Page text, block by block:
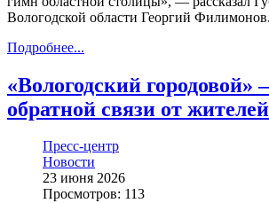
Вологодской области Георгий Филимонов.
Подробнее...
«Вологодский городовой»
обратной связи от жителей
Пресс-центр
Новости
23 июня 2026
Просмотров: 113